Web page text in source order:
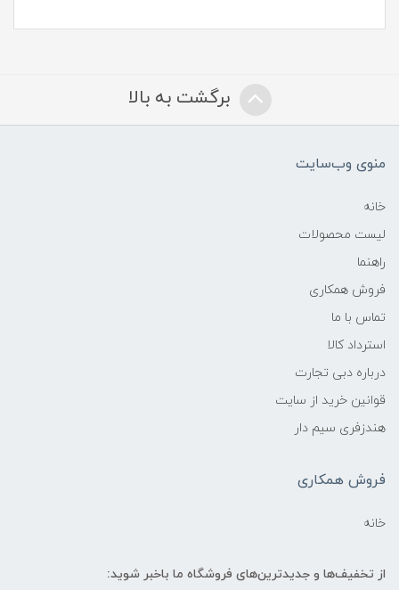
برگشت به بالا
منوی وب‌سایت
خانه
لیست محصولات
راهنما
فروش همکاری
تماس با ما
استرداد کالا
درباره دبی تجارت
قوانین خرید از سایت
هندزفری سیم دار
فروش همکاری
خانه
از تخفیف‌ها و جدیدترین‌های فروشگاه ما باخبر شوید: